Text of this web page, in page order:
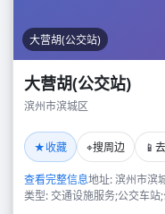
大营胡(公交站)
大营胡(公交站)
滨州市滨城区
★收藏 ⌖搜周边 📱
查看完整信息地址: 滨州市滨
类型: 交通设施服务;公交车站